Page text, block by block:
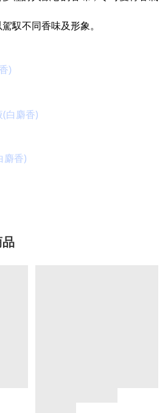
馭不同香味及形象。
)
(白麝香)
麝香)
品